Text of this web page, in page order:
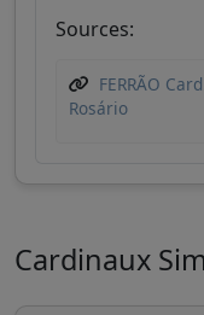
Sources:
FERRÃO
Rosário
Cardinaux